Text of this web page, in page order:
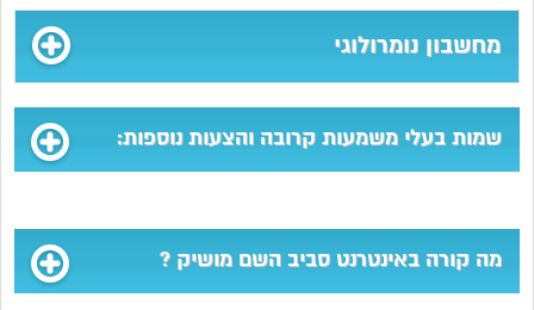
מחשבון נומרולוגי
שמות בעלי משמעות קרובה והצעות נוספות:
מה קורה באינטרנט סביב השם מושיק ?